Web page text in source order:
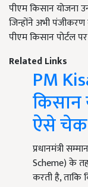
पीएम किसान योजना
जिन्होंने अभी
पीएम किसान पोर्टल
Related Links
PM
किसान
ऐसे चेक
प्रधानमंत्री
Scheme) के
करती है, ताकि